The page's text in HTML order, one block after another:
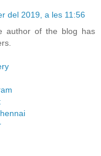
del 2019, a les 11:56
author of the blog has